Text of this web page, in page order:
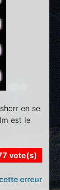
en se
est le
vote(s)
erreur